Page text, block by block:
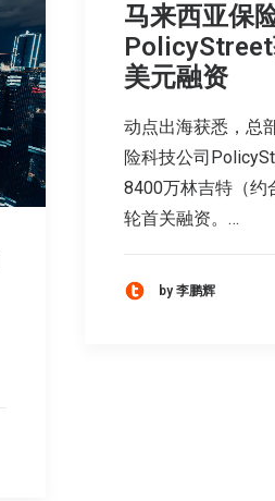
马来西亚保
美元融资
动点出海获悉，总
险科技公司
8400万林吉特（约
轮首关融资。…
by 李鹏辉